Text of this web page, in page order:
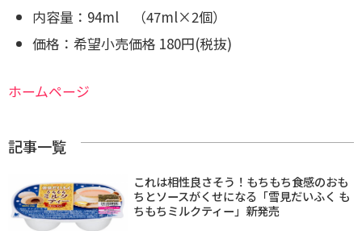
内容量：94ml （47ml×2個）
価格：希望小売価格 180円(税抜)
ホームページ
記事一覧
これは相性良さそう！もちもち食感のおも
ちとソースがくせになる「雪見だいふく も
ちもちミルクティー」新発売